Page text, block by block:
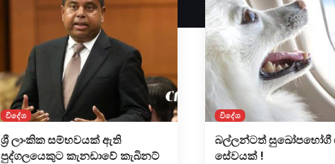
විදේශ
ශ්‍රී ලාංකික සම්භවයක් ඇති
පුද්ගලයෙකුට කැනඩාවේ කැබිනට්
විදේශ
බල්ලන්ටත් සුඛෝපභෝගී
සේවයක් !